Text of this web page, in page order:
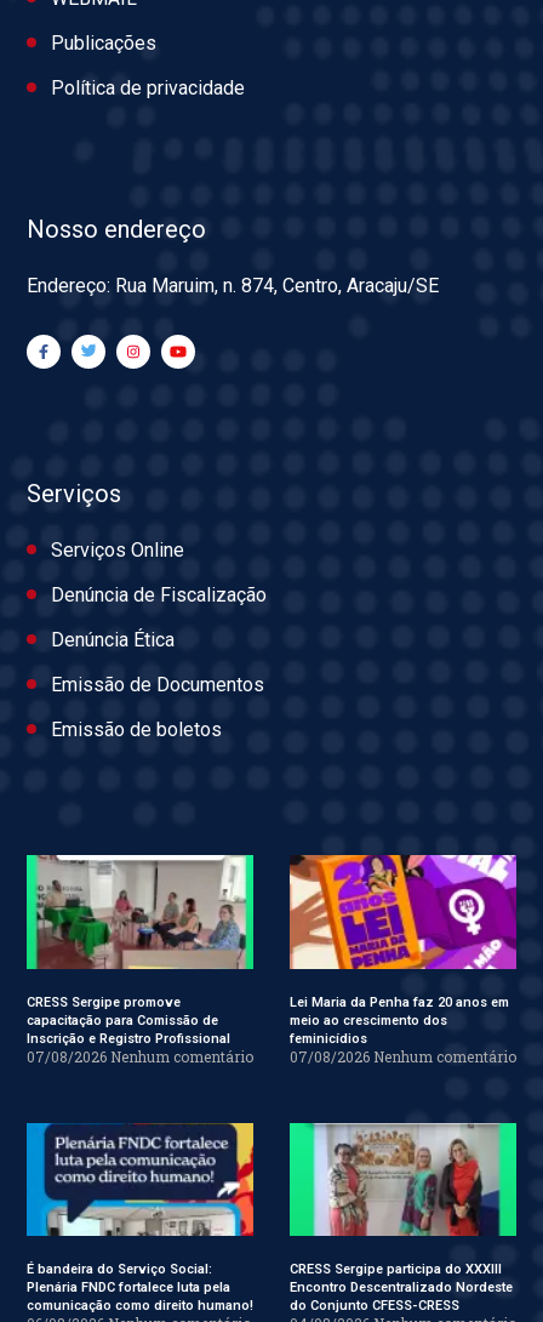
Publicações
Política de privacidade
Nosso endereço
Endereço: Rua Maruim, n. 874, Centro, Aracaju/SE
Serviços
Serviços Online
Denúncia de Fiscalização
Denúncia Ética
Emissão de Documentos
Emissão de boletos
CRESS Sergipe promove
capacitação para Comissão de
Inscrição e Registro Profissional
07/08/2026 Nenhum comentário
Lei Maria da Penha faz 20 anos em
meio ao crescimento dos
feminicídios
07/08/2026 Nenhum comentário
É bandeira do Serviço Social:
Plenária FNDC fortalece luta pela
comunicação como direito humano!
CRESS Sergipe participa do XXXIII
Encontro Descentralizado Nordeste
do Conjunto CFESS-CRESS